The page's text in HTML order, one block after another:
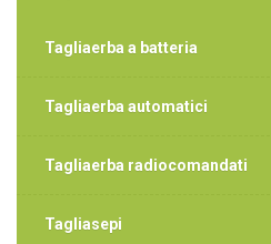
Tagliaerba a batteria
Tagliaerba automatici
Tagliaerba radiocomandati
Tagliasepi